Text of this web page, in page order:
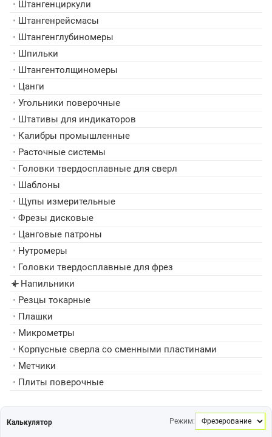
• Штангенциркули
• Штангенрейсмасы
• Штангенглубиномеры
• Шпильки
• Штангентолщиномеры
• Цанги
• Угольники поверочные
• Штативы для индикаторов
• Калибры промышленные
• Расточные системы
• Головки твердосплавные для сверл
• Шаблоны
• Щупы измерительные
• Фрезы дисковые
• Цанговые патроны
• Нутромеры
• Головки твердосплавные для фрез
▸ Напильники
• Резцы токарные
• Плашки
• Микрометры
• Корпусные сверла со сменными пластинами
• Метчики
• Плиты поверочные
Калькулятор Режим: